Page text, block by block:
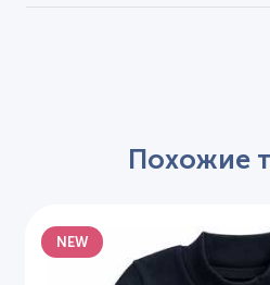
Похожие
NEW